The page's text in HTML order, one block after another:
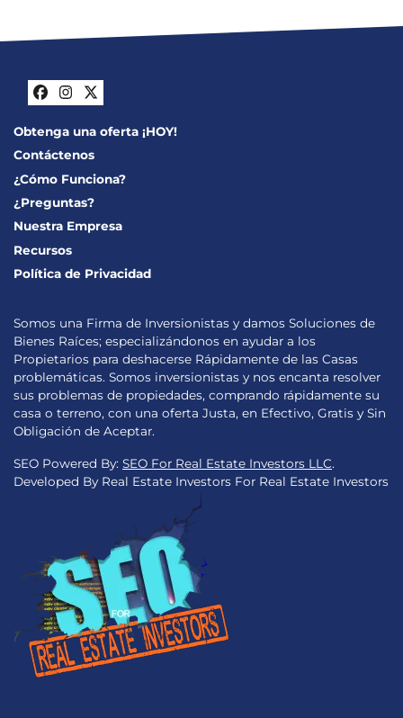
Facebook
Instagram
Twitter
Obtenga una oferta ¡HOY!
Contáctenos
¿Cómo Funciona?
¿Preguntas?
Nuestra Empresa
Recursos
Política de Privacidad
Somos una Firma de Inversionistas y damos Soluciones de
Bienes Raíces; especializándonos en ayudar a los
Propietarios para deshacerse Rápidamente de las Casas
problemáticas. Somos inversionistas y nos encanta resolver
sus problemas de propiedades, comprando rápidamente su
casa o terreno, con una oferta Justa, en Efectivo, Gratis y Sin
Obligación de Aceptar.
SEO Powered By: SEO For Real Estate Investors LLC.
Developed By Real Estate Investors For Real Estate Investors